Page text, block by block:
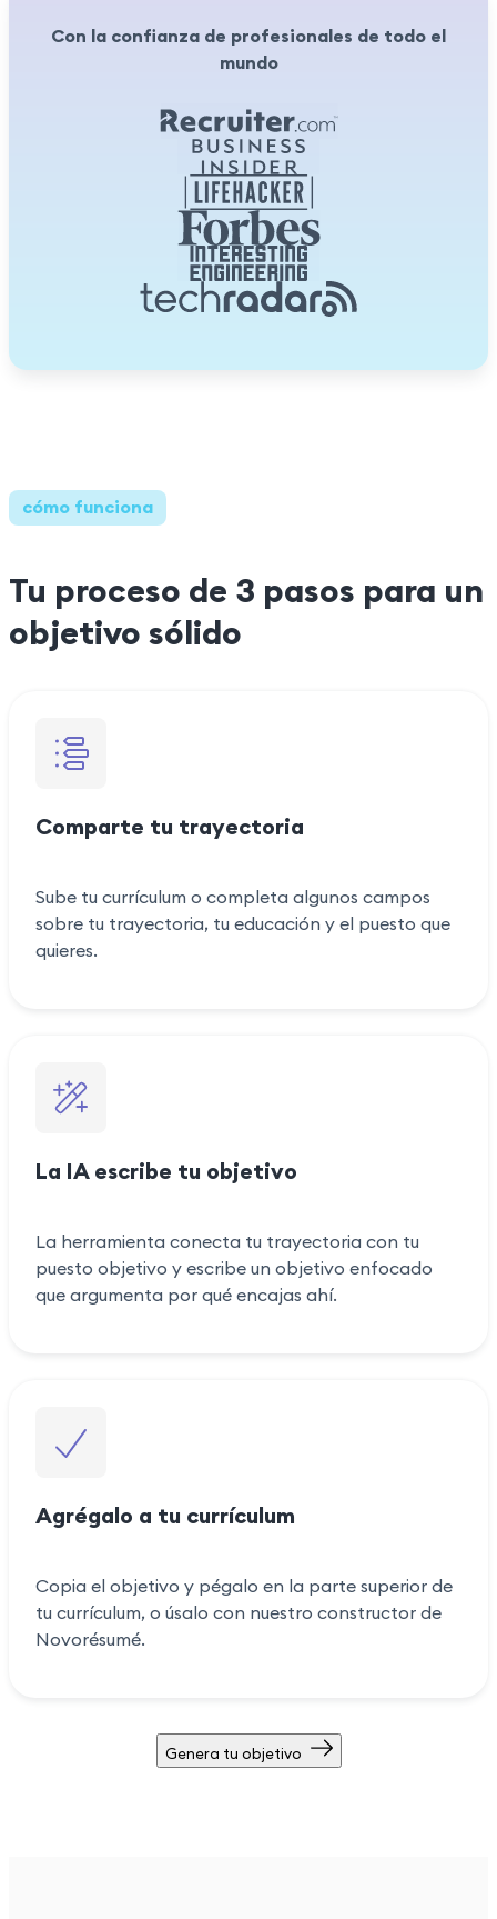
Con la confianza de profesionales de todo el
mundo
cómo funciona
Tu proceso de 3 pasos para un
objetivo sólido
Comparte tu trayectoria
Sube tu currículum o completa algunos campos
sobre tu trayectoria, tu educación y el puesto que
quieres.
La IA escribe tu objetivo
La herramienta conecta tu trayectoria con tu
puesto objetivo y escribe un objetivo enfocado
que argumenta por qué encajas ahí.
Agrégalo a tu currículum
Copia el objetivo y pégalo en la parte superior de
tu currículum, o úsalo con nuestro constructor de
Novorésumé.
Genera tu objetivo